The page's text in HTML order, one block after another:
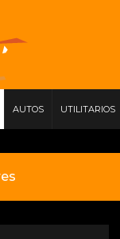
AUTOS UTILITARIOS